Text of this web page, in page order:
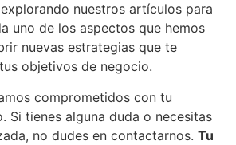
nuestros artículos para
uno de los aspectos que hemos
nuevas estrategias que te
objetivos de negocio.
comprometidos con tu
Si tienes alguna duda o necesitas
no dudes en contactarnos. Tu